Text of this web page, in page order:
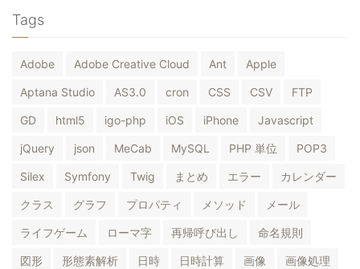
Tags
Adobe Adobe Creative Cloud Ant Apple
Aptana Studio AS3.0 cron CSS CSV FTP
GD html5 igo-php iOS iPhone Javascript
jQuery json MeCab MySQL PHP 単位 POP3
Silex Symfony Twig まとめ エラー カレンダー
クラス グラフ プロパティ メソッド メール
ライフゲーム ローマ字 再帰呼び出し 命名規則
図形 形態素解析 日時 日時計算 画像 画像処理